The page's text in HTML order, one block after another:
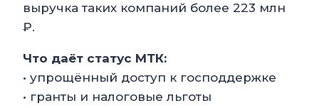
выручка таких компаний более 223 млн
₽.
Что даёт статус МТК:
• упрощённый доступ к господдержке
• гранты и налоговые льготы